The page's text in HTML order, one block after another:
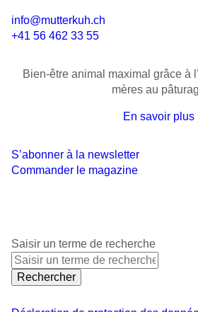
info@mutterkuh.ch
+41 56 462 33 55
Bien-être animal maximal grâce à
mères au
En savoir plus
S’abonner à la newsletter
Commander le magazine
Saisir un terme de recherche
Rechercher